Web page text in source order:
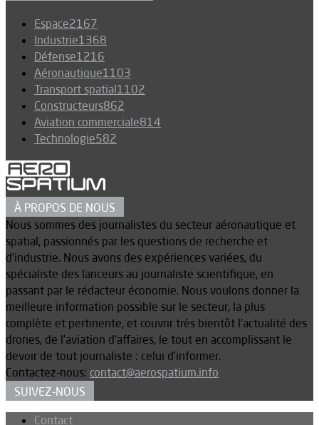
Espace2167
Industrie1368
Défense1216
Aéronautique1103
Transport spatial1102
Constructeurs862
Aviation commerciale814
Technologie582
À PROPOS DE NOUS
Nous sommes des journalistes du secteur aéronautique et
spatial, passionnés par les questions de recherche et
d’industrie. Nous avons des expériences variées, du
spécialiste des lanceurs au journaliste scientifique, en
passant par le rédacteur économie. Nous voulons donner la
meilleure information possible sur le secteur, la plus
complète et pertinente, et couvrir très bientôt l’actualité des
drones, de l’aviation d’affaires, le tout en accomplissant le
devoir de tout journaliste : celui d’informer.
Contactez-nous: contact@aerospatium.info
SUIVEZ-NOUS
Contact